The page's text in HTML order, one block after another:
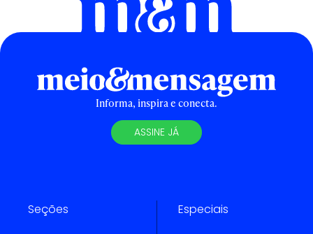
Informa, inspira e conecta.
ASSINE JÁ
Seções Especiais